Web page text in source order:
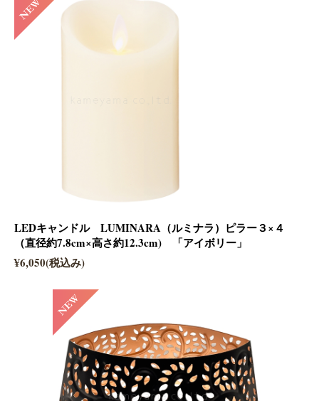
LEDキャンドル LUMINARA（ルミナラ）ピラー３×４
（直径約7.8cm×高さ約12.3cm) 「アイボリー」
¥6,050(税込み)